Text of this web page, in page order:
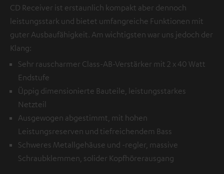
CD Receiver ist erstaunlich kompakt aber dennoch
leistungsstark und bietet umfangreiche Funktionen mit
guter Ausbaufähigkeit. Am wichtigsten war uns jedoch der
Klang:
Sehr rauscharmer Class-AB-Verstärker mit 2 x 40 Watt
Endstufe
Üppig dimensionierte Bauteile, leistungsstarkes
Netzteil
Ausgewogen abgestimmt, mit hohen
Leistungsreserven und tiefreichendem Bass
Schweres Metallgehäuse und -regler, massive
Schraubklemmen, solider Kopfhörerausgang